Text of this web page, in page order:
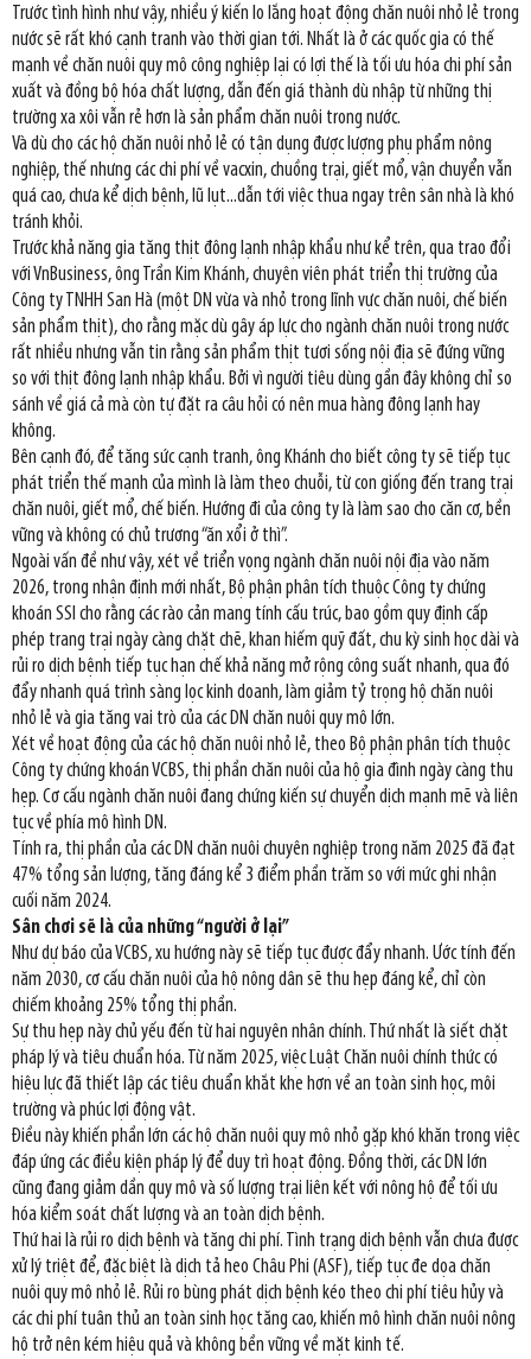
Trước tình hình như vậy, nhiều ý kiến lo lắng hoạt động chăn nuôi nhỏ lẻ trong
nước sẽ rất khó cạnh tranh vào thời gian tới. Nhất là ở các quốc gia có thế
mạnh về chăn nuôi quy mô công nghiệp lại có lợi thế là tối ưu hóa chi phí sản
xuất và đồng bộ hóa chất lượng, dẫn đến giá thành dù nhập từ những thị
trường xa xôi vẫn rẻ hơn là sản phẩm chăn nuôi trong nước.
Và dù cho các hộ chăn nuôi nhỏ lẻ có tận dụng được lượng phụ phẩm nông
nghiệp, thế nhưng các chi phí về vacxin, chuồng trại, giết mổ, vận chuyển vẫn
quá cao, chưa kể dịch bệnh, lũ lụt...dẫn tới việc thua ngay trên sân nhà là khó
tránh khỏi.
Trước khả năng gia tăng thịt đông lạnh nhập khẩu như kể trên, qua trao đổi
với VnBusiness, ông Trần Kim Khánh, chuyên viên phát triển thị trường của
Công ty TNHH San Hà (một DN vừa và nhỏ trong lĩnh vực chăn nuôi, chế biến
sản phẩm thịt), cho rằng mặc dù gây áp lực cho ngành chăn nuôi trong nước
rất nhiều nhưng vẫn tin rằng sản phẩm thịt tươi sống nội địa sẽ đứng vững
so với thịt đông lạnh nhập khẩu. Bởi vì người tiêu dùng gần đây không chỉ so
sánh về giá cả mà còn tự đặt ra câu hỏi có nên mua hàng đông lạnh hay
không.
Bên cạnh đó, để tăng sức cạnh tranh, ông Khánh cho biết công ty sẽ tiếp tục
phát triển thế mạnh của mình là làm theo chuỗi, từ con giống đến trang trại
chăn nuôi, giết mổ, chế biến. Hướng đi của công ty là làm sao cho căn cơ, bền
vững và không có chủ trương “ăn xổi ở thì”.
Ngoài vấn đề như vậy, xét về triển vọng ngành chăn nuôi nội địa vào năm
2026, trong nhận định mới nhất, Bộ phận phân tích thuộc Công ty chứng
khoán SSI cho rằng các rào cản mang tính cấu trúc, bao gồm quy định cấp
phép trang trại ngày càng chặt chẽ, khan hiếm quỹ đất, chu kỳ sinh học dài và
rủi ro dịch bệnh tiếp tục hạn chế khả năng mở rộng công suất nhanh, qua đó
đẩy nhanh quá trình sàng lọc kinh doanh, làm giảm tỷ trọng hộ chăn nuôi
nhỏ lẻ và gia tăng vai trò của các DN chăn nuôi quy mô lớn.
Xét về hoạt động của các hộ chăn nuôi nhỏ lẻ, theo Bộ phận phân tích thuộc
Công ty chứng khoán VCBS, thị phần chăn nuôi của hộ gia đình ngày càng thu
hẹp. Cơ cấu ngành chăn nuôi đang chứng kiến sự chuyển dịch mạnh mẽ và liên
tục về phía mô hình DN.
Tính ra, thị phần của các DN chăn nuôi chuyên nghiệp trong năm 2025 đã đạt
47% tổng sản lượng, tăng đáng kể 3 điểm phần trăm so với mức ghi nhận
cuối năm 2024.
Sân chơi sẽ là của những “người ở lại”
Như dự báo của VCBS, xu hướng này sẽ tiếp tục được đẩy nhanh. Ước tính đến
năm 2030, cơ cấu chăn nuôi của hộ nông dân sẽ thu hẹp đáng kể, chỉ còn
chiếm khoảng 25% tổng thị phần.
Sự thu hẹp này chủ yếu đến từ hai nguyên nhân chính. Thứ nhất là siết chặt
pháp lý và tiêu chuẩn hóa. Từ năm 2025, việc Luật Chăn nuôi chính thức có
hiệu lực đã thiết lập các tiêu chuẩn khắt khe hơn về an toàn sinh học, môi
trường và phúc lợi động vật.
Điều này khiến phần lớn các hộ chăn nuôi quy mô nhỏ gặp khó khăn trong việc
đáp ứng các điều kiện pháp lý để duy trì hoạt động. Đồng thời, các DN lớn
cũng đang giảm dần quy mô và số lượng trại liên kết với nông hộ để tối ưu
hóa kiểm soát chất lượng và an toàn dịch bệnh.
Thứ hai là rủi ro dịch bệnh và tăng chi phí. Tình trạng dịch bệnh vẫn chưa được
xử lý triệt để, đặc biệt là dịch tả heo Châu Phi (ASF), tiếp tục đe dọa chăn
nuôi quy mô nhỏ lẻ. Rủi ro bùng phát dịch bệnh kéo theo chi phí tiêu hủy và
các chi phí tuân thủ an toàn sinh học tăng cao, khiến mô hình chăn nuôi nông
hộ trở nên kém hiệu quả và không bền vững về mặt kinh tế.